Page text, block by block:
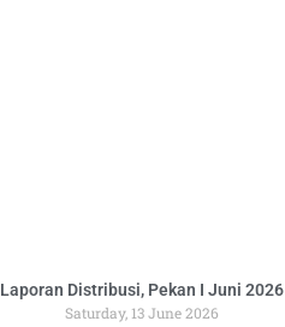
Laporan Distribusi, Pekan I Juni 2026
Saturday, 13 June 2026